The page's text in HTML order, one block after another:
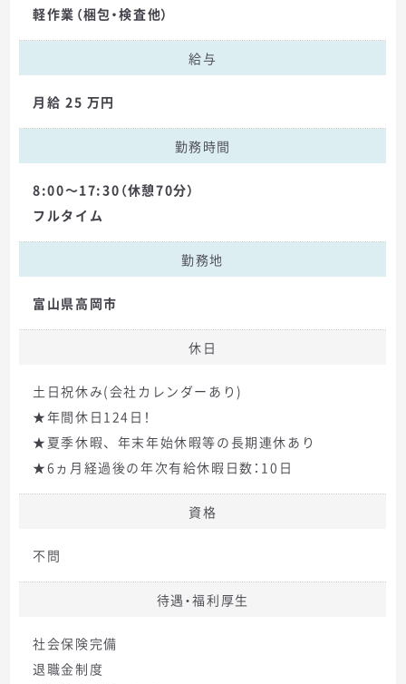
軽作業（梱包・検査他）
給与
月給 25 万円
勤務時間
8:00～17:30（休憩70分）
フルタイム
勤務地
富山県高岡市
休日
土日祝休み(会社カレンダーあり)
★年間休日124日！
★夏季休暇、年末年始休暇等の長期連休あり
★6ヵ月経過後の年次有給休暇日数：10日
資格
不問
待遇・福利厚生
社会保険完備
退職金制度